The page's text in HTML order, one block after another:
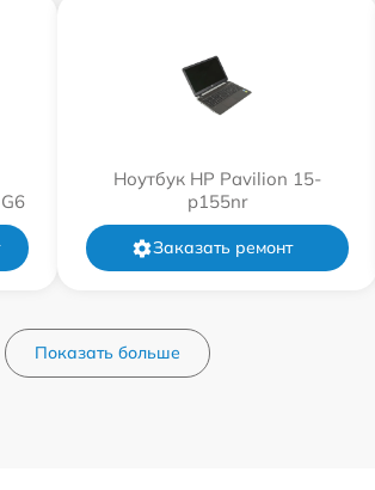
Ноутбук HP Pavilion 15-
p155nr
Заказать ремонт
Показать больше